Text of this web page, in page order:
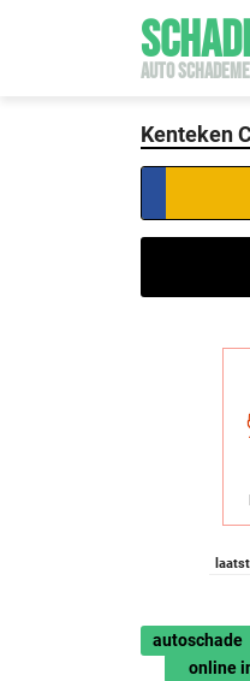
AUTO
Kenteken
autoschade
online